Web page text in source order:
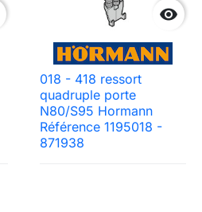

018 - 418 ressort
quadruple porte
N80/S95 Hormann
Référence 1195018 -
871938